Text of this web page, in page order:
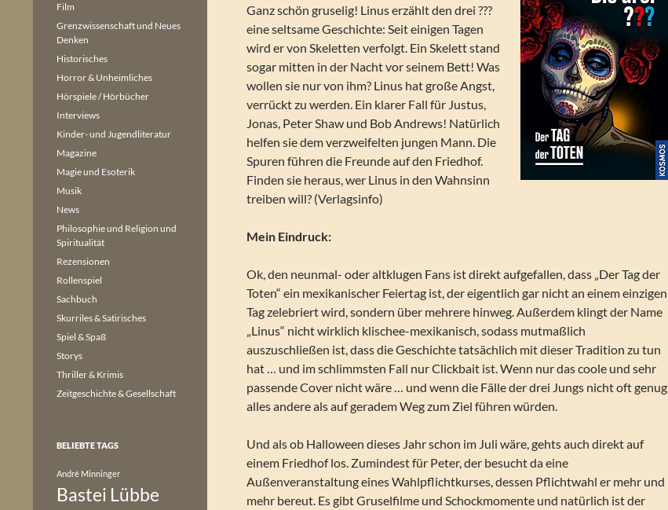
Ganz schön gruselig! Linus erzählt den drei ???
eine seltsame Geschichte: Seit einigen Tagen
wird er von Skeletten verfolgt. Ein Skelett stand
sogar mitten in der Nacht vor seinem Bett! Was
wollen sie nur von ihm? Linus hat große Angst,
verrückt zu werden. Ein klarer Fall für Justus,
Jonas, Peter Shaw und Bob Andrews! Natürlich
helfen sie dem verzweifelten jungen Mann. Die
Spuren führen die Freunde auf den Friedhof.
Finden sie heraus, wer Linus in den Wahnsinn
treiben will? (Verlagsinfo)
Mein Eindruck:
Ok, den neunmal- oder altklugen Fans ist direkt aufgefallen, dass „Der Tag der
Toten“ ein mexikanischer Feiertag ist, der eigentlich gar nicht an einem einzigen
Tag zelebriert wird, sondern über mehrere hinweg. Außerdem klingt der Name
„Linus“ nicht wirklich klischee-mexikanisch, sodass mutmaßlich
auszuschließen ist, dass die Geschichte tatsächlich mit dieser Tradition zu tun
hat … und im schlimmsten Fall nur Clickbait ist. Wenn nur das coole und sehr
passende Cover nicht wäre … und wenn die Fälle der drei Jungs nicht oft genug
alles andere als auf geradem Weg zum Ziel führen würden.
Und als ob Halloween dieses Jahr schon im Juli wäre, gehts auch direkt auf
einem Friedhof los. Zumindest für Peter, der besucht da eine
Außenveranstaltung eines Wahlpflichtkurses, dessen Pflichtwahl er mehr und
mehr bereut. Es gibt Gruselfilme und Schockmomente und natürlich ist der
Film
Grenzwissenschaft und Neues
Denken
Historisches
Horror & Unheimliches
Hörspiele / Hörbücher
Interviews
Kinder- und Jugendliteratur
Magazine
Magie und Esoterik
Musik
News
Philosophie und Religion und
Spiritualität
Rezensionen
Rollenspiel
Sachbuch
Skurriles & Satirisches
Spiel & Spaß
Storys
Thriller & Krimis
Zeitgeschichte & Gesellschaft
BELIEBTE TAGS
André Minninger
Bastei Lübbe